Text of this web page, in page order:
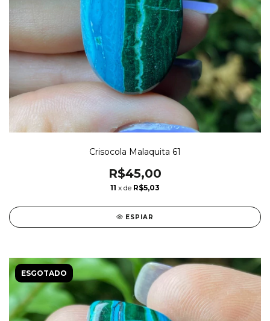
Crisocola Malaquita 61
R$45,00
11 x de R$5,03
ESPIAR
ESGOTADO